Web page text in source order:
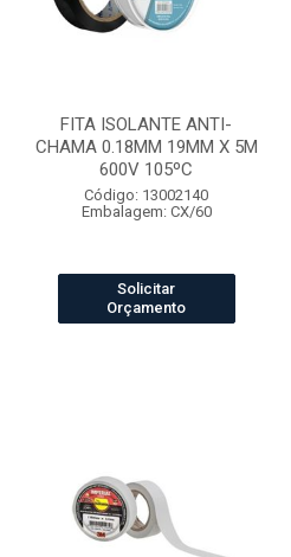
FITA ISOLANTE ANTI-
CHAMA 0.18MM 19MM X 5M
600V 105ºC
Código: 13002140
Embalagem: CX/60
Solicitar
Orçamento